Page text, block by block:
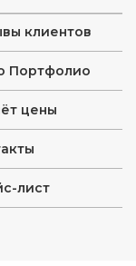
клиентов
Портфолио
цены
лист